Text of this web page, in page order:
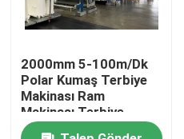
2000mm 5-100m/Dk
Polar Kumaş Terbiye
Makinası Ram
Makinası Terbiye
Makinası